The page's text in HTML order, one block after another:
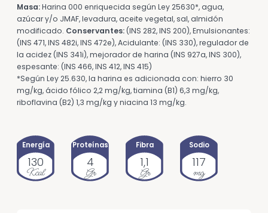
Masa:Harina 000 enriquecida según Ley 25630*, agua,
azúcar y/o JMAF, levadura, aceite vegetal, sal, almidón
modificado. Conservantes:(INS 282, INS 200), Emulsionantes:
(INS 471, INS 482i, INS 472e), Acidulante: (INS 330), regulador de
la acidez (INS 341i), mejorador de harina (INS 927a, INS 300),
espesante: (INS 466, INS 412, INS 415)
*Según Ley 25.630, la harina es adicionada con: hierro 30
mg/kg, ácido fólico 2,2 mg/kg, tiamina (B1) 6,3 mg/kg,
riboflavina (B2) 1,3 mg/kg y niacina 13 mg/kg.
Energía
130
Kcal
Proteínas
4
Gr
Fibra
1,1
Gr
Sodio
117
mg